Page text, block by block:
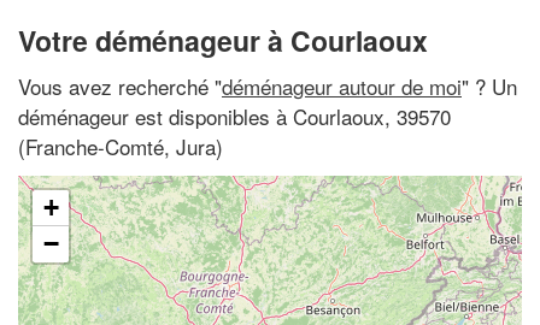
Votre déménageur à Courlaoux
Vous avez recherché "déménageur autour de moi" ? Un
déménageur est disponibles à Courlaoux, 39570
(Franche-Comté, Jura)
+
−